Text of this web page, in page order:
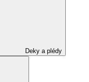
Deky a plédy